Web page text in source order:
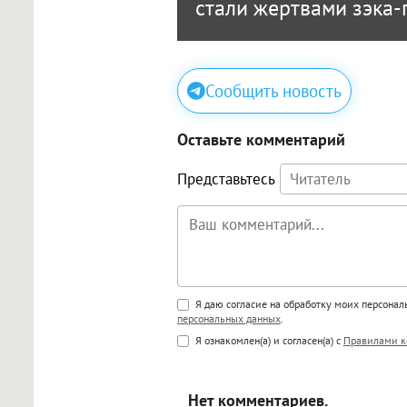
стали жертвами
Сообщить новость
Оставьте комментарий
Представьтесь
Поддержка HTML
<b>, <strong>, <u>, <i>, <em>,
<blockquote>, <code>
Я даю согласие на обработку моих
персональных данных.
Я ознакомлен(а) и согласен(а) с Правилами
Нет комментариев.